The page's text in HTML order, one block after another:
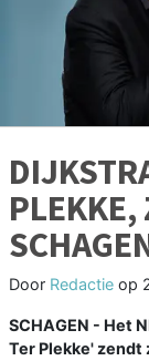
PLEKKE,
Door Redactie op
SCHAGEN - Het
Ter Plekke' zendt